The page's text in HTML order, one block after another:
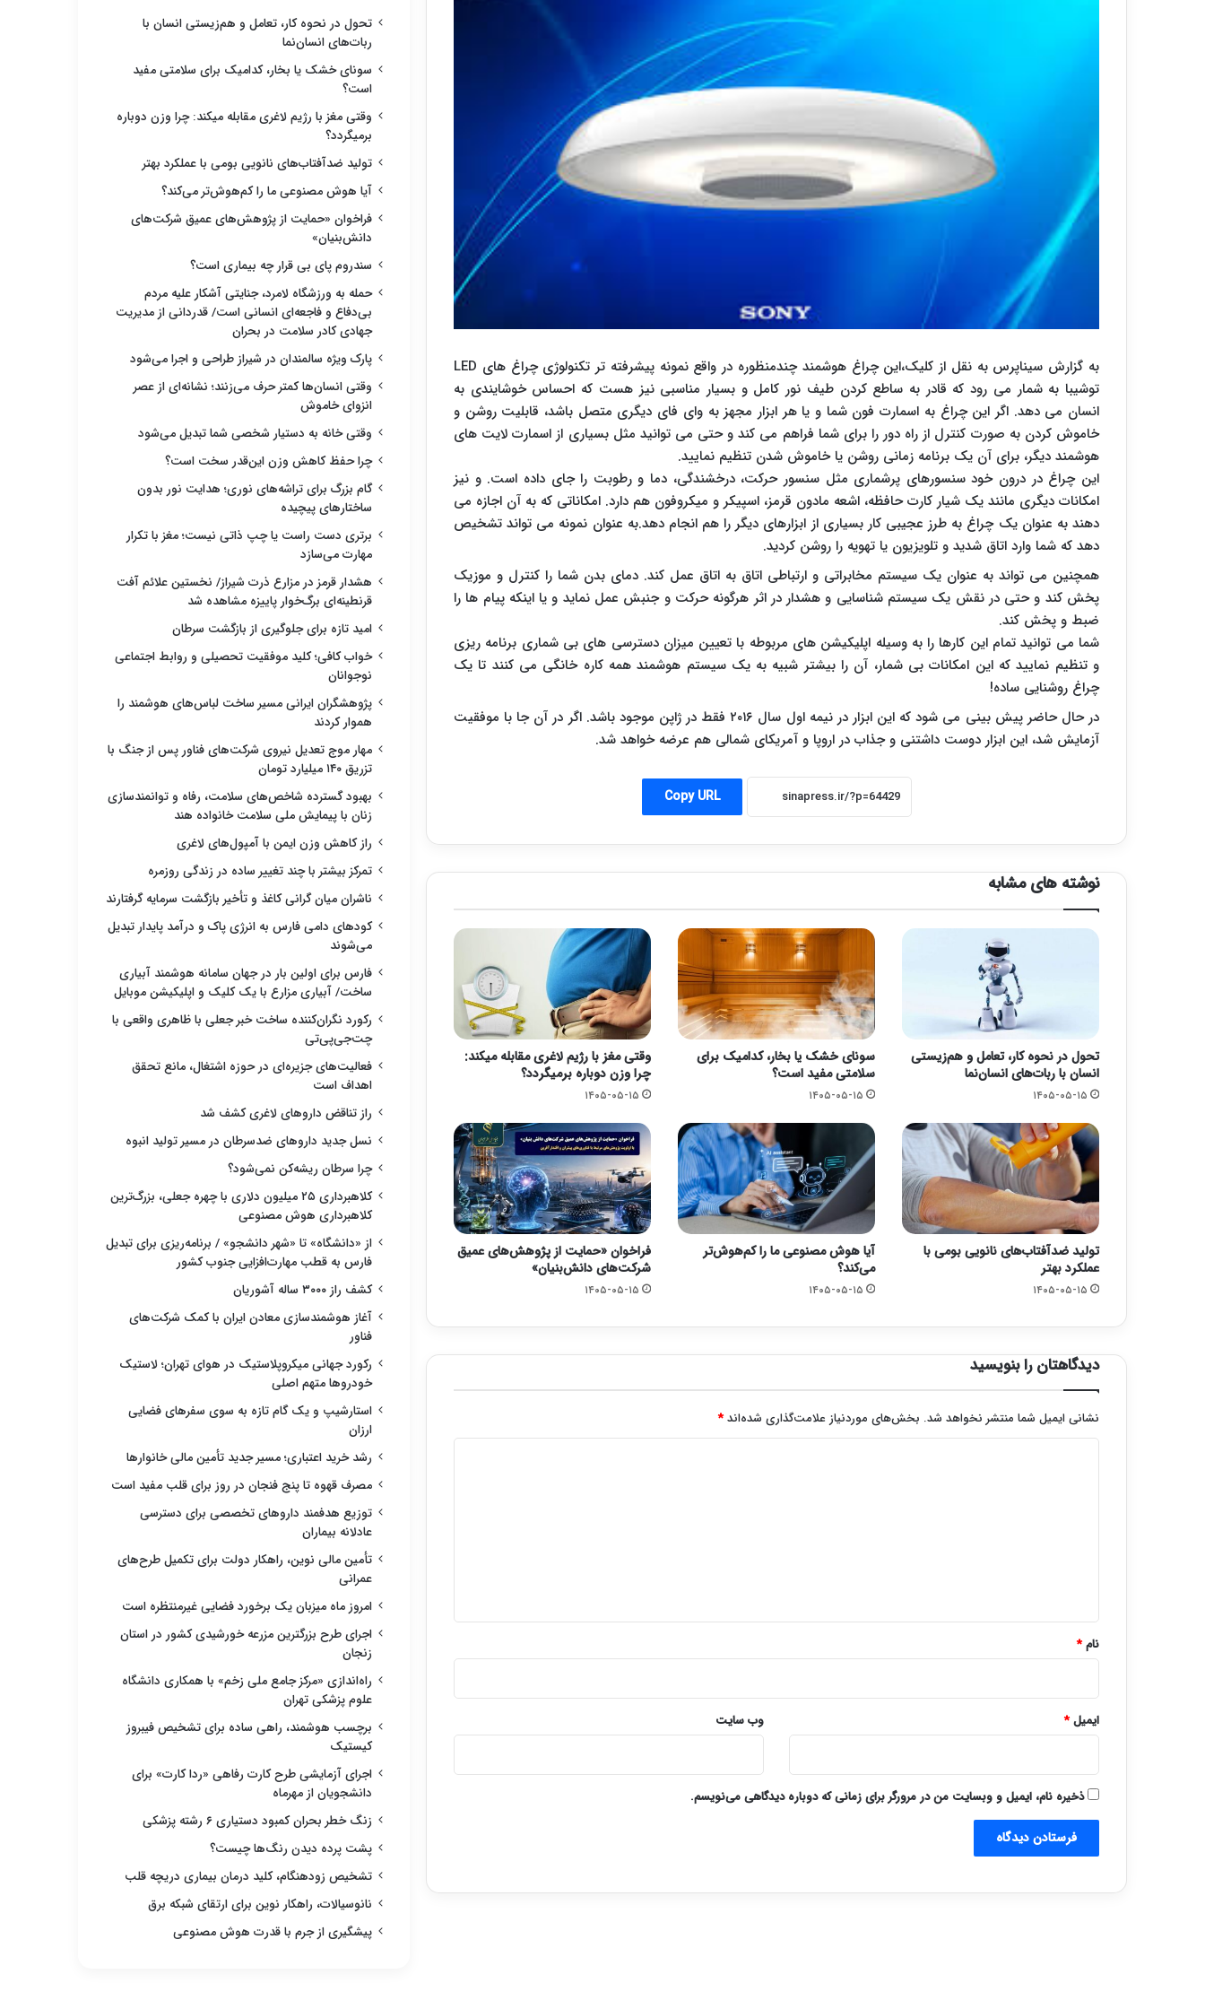
به گزارش سیناپرس به نقل از کلیک،این چراغ هوشمند چندمنظوره در واقع نمونه پیشرفته تر تکنولوژی چراغ های LED
توشیبا به شمار می رود که قادر به ساطع کردن طیف نور کامل و بسیار مناسبی نیز هست که احساس خوشایندی به
انسان می دهد. اگر این چراغ به اسمارت فون شما و یا هر ابزار مجهز به وای فای دیگری متصل باشد، قابلیت روشن و
خاموش کردن به صورت کنترل از راه دور را برای شما فراهم می کند و حتی می توانید مثل بسیاری از اسمارت لایت های
هوشمند دیگر، برای آن یک برنامه زمانی روشن یا خاموش شدن تنظیم نمایید.
این چراغ در درون خود سنسورهای پرشماری مثل سنسور حرکت، درخشندگی، دما و رطوبت را جای داده است. و نیز
امکانات دیگری مانند یک شیار کارت حافظه، اشعه مادون قرمز، اسپیکر و میکروفون هم دارد. امکاناتی که به آن اجازه می
دهند به عنوان یک چراغ به طرز عجیبی کار بسیاری از ابزارهای دیگر را هم انجام دهد.به عنوان نمونه می تواند تشخیص
دهد که شما وارد اتاق شدید و تلویزیون یا تهویه را روشن کردید.
همچنین می تواند به عنوان یک سیستم مخابراتی و ارتباطی اتاق به اتاق عمل کند. دمای بدن شما را کنترل و موزیک
پخش کند و حتی در نقش یک سیستم شناسایی و هشدار در اثر هرگونه حرکت و جنبش عمل نماید و یا اینکه پیام ها را
ضبط و پخش کند.
شما می توانید تمام این کارها را به وسیله اپلیکیشن های مربوطه با تعیین میزان دسترسی های بی شماری برنامه ریزی
و تنظیم نمایید که این امکانات بی شمار، آن را بیشتر شبیه به یک سیستم هوشمند همه کاره خانگی می کنند تا یک
چراغ روشنایی ساده!
در حال حاضر پیش بینی می شود که این ابزار در نیمه اول سال ۲۰۱۶ فقط در ژاپن موجود باشد. اگر در آن جا با موفقیت
آزمایش شد، این ابزار دوست داشتنی و جذاب در اروپا و آمریکای شمالی هم عرضه خواهد شد.
Copy URL
نوشته های مشابه
تحول در نحوه کار، تعامل و هم‌زیستی
انسان با ربات‌های انسان‌نما
۱۴۰۵-۰۵-۱۵
سونای خشک یا بخار، کدامیک برای
سلامتی مفید است؟
۱۴۰۵-۰۵-۱۵
وقتی مغز با رژیم لاغری مقابله میکند:
چرا وزن دوباره برمیگردد؟
۱۴۰۵-۰۵-۱۵
تولید ضدآفتاب‌های نانویی بومی با
عملکرد بهتر
۱۴۰۵-۰۵-۱۵
آیا هوش مصنوعی ما را کم‌هوش‌تر
می‌کند؟
۱۴۰۵-۰۵-۱۵
فراخوان «حمایت از پژوهش‌های عمیق
شرکت‌های دانش‌بنیان»
۱۴۰۵-۰۵-۱۵
دیدگاهتان را بنویسید
نشانی ایمیل شما منتشر نخواهد شد. بخش‌های موردنیاز علامت‌گذاری شده‌اند*
نام*
ایمیل* وب‌ سایت
ذخیره نام، ایمیل و وبسایت من در مرورگر برای زمانی که دوباره دیدگاهی می‌نویسم.
تحول در نحوه کار، تعامل و هم‌زیستی انسان با
ربات‌های انسان‌نما
سونای خشک یا بخار، کدامیک برای سلامتی مفید
است؟
وقتی مغز با رژیم لاغری مقابله میکند: چرا وزن دوباره
برمیگردد؟
تولید ضدآفتاب‌های نانویی بومی با عملکرد بهتر
آیا هوش مصنوعی ما را کم‌هوش‌تر می‌کند؟
فراخوان «حمایت از پژوهش‌های عمیق شرکت‌های
دانش‌بنیان»
سندروم پای بی قرار چه بیماری است؟
حمله به ورزشگاه لامرد، جنایتی آشکار علیه مردم
بی‌دفاع و فاجعه‌ای انسانی است/ قدردانی از مدیریت
جهادی کادر سلامت در بحران
پارک ویژه سالمندان در شیراز طراحی و اجرا می‌شود
وقتی انسان‌ها کمتر حرف می‌زنند؛ نشانه‌ای از عصر
انزوای خاموش
وقتی خانه به دستیار شخصی شما تبدیل می‌شود
چرا حفظ کاهش وزن این‌قدر سخت است؟
گام بزرگ برای تراشه‌های نوری؛ هدایت نور بدون
ساختارهای پیچیده
برتری دست راست یا چپ ذاتی نیست؛ مغز با تکرار
مهارت می‌سازد
هشدار قرمز در مزارع ذرت شیراز/ نخستین علائم آفت
قرنطینه‌ای برگ‌خوار پاییزه مشاهده شد
امید تازه برای جلوگیری از بازگشت سرطان
خواب کافی؛ کلید موفقیت تحصیلی و روابط اجتماعی
نوجوانان
پژوهشگران ایرانی مسیر ساخت لباس‌های هوشمند را
هموار کردند
مهار موج تعدیل نیروی شرکت‌های فناور پس از جنگ با
تزریق ۱۴۰ میلیارد تومان
بهبود گسترده شاخص‌های سلامت، رفاه و توانمندسازی
زنان با پیمایش ملی سلامت خانواده هند
راز کاهش وزن ایمن با آمپول‌های لاغری
تمرکز بیشتر با چند تغییر ساده در زندگی روزمره
ناشران میان گرانی کاغذ و تأخیر بازگشت سرمایه گرفتارند
کودهای دامی فارس به انرژی پاک و درآمد پایدار تبدیل
می‌شوند
فارس برای اولین بار در جهان سامانه هوشمند آبیاری
ساخت/ آبیاری مزارع با یک کلیک و اپلیکیشن موبایل
رکورد نگران‌کننده ساخت خبر جعلی با ظاهری واقعی با
چت‌جی‌پی‌تی
فعالیت‌های جزیره‌ای در حوزه اشتغال، مانع تحقق
اهداف است
راز تناقض داروهای لاغری کشف شد
نسل جدید داروهای ضدسرطان در مسیر تولید انبوه
چرا سرطان ریشه‌کن نمی‌شود؟
کلاهبرداری ۲۵ میلیون دلاری با چهره جعلی، بزرگ‌ترین
کلاهبرداری هوش مصنوعی
از «دانشگاه» تا «شهر دانشجو» / برنامه‌ریزی برای تبدیل
فارس به قطب مهارت‌افزایی جنوب کشور
کشف راز ۳۰۰۰ ساله آشوریان
آغاز هوشمندسازی معادن ایران با کمک شرکت‌های
فناور
رکورد جهانی میکروپلاستیک در هوای تهران؛ لاستیک
خودروها متهم اصلی
استارشیپ و یک گام تازه به سوی سفرهای فضایی
ارزان
رشد خرید اعتباری؛ مسیر جدید تأمین مالی خانوارها
مصرف قهوه تا پنج فنجان در روز برای قلب مفید است
توزیع هدفمند داروهای تخصصی برای دسترسی
عادلانه بیماران
تأمین مالی نوین، راهکار دولت برای تکمیل طرح‌های
عمرانی
امروز ماه میزبان یک برخورد فضایی غیرمنتظره است
اجرای طرح بزرگترین مزرعه خورشیدی کشور در استان
زنجان
راه‌اندازی «مرکز جامع ملی زخم» با همکاری دانشگاه
علوم پزشکی تهران
برچسب هوشمند، راهی ساده برای تشخیص فیبروز
کیستیک
اجرای آزمایشی طرح کارت رفاهی «ردا کارت» برای
دانشجویان از مهرماه
زنگ خطر بحران کمبود دستیاری ۶ رشته پزشکی
پشت پرده دیدن رنگ‌ها چیست؟
تشخیص زودهنگام، کلید درمان بیماری دریچه قلب
نانوسیالات، راهکار نوین برای ارتقای شبکه برق
پیشگیری از جرم با قدرت هوش مصنوعی